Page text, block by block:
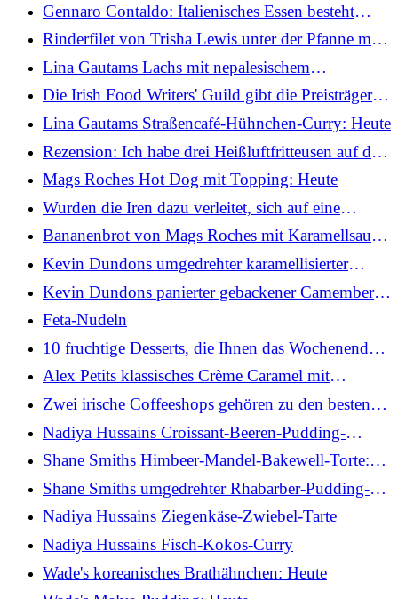
Gennaro Contaldo: Italienisches Essen besteht
nicht nur aus Carbonara und Bolognese
Rinderfilet von Trisha Lewis unter der Pfanne mit
Sesam, Chili und Gemüse anbraten
Lina Gautams Lachs mit nepalesischem
Kartoffelsalat: Heute
Die Irish Food Writers' Guild gibt die Preisträger
2026 bekannt
Lina Gautams Straßencafé-Hühnchen-Curry: Heute
Rezension: Ich habe drei Heißluftfritteusen auf die
Probe gestellt, damit Sie das nicht tun müssen
Mags Roches Hot Dog mit Topping: Heute
Wurden die Iren dazu verleitet, sich auf eine
bestimmte Art und Weise zu ernähren?
Bananenbrot von Mags Roches mit Karamellsauce:
Heute
Kevin Dundons umgedrehter karamellisierter
Ananaskuchen: Heute
Kevin Dundons panierter gebackener Camembert
und Pesto: Heute
Feta-Nudeln
10 fruchtige Desserts, die Ihnen das Wochenende
versüßen
Alex Petits klassisches Crème Caramel mit
Zobelkeks: Heute
Zwei irische Coffeeshops gehören zu den besten
der Welt
Nadiya Hussains Croissant-Beeren-Pudding-
Scheiben
Shane Smiths Himbeer-Mandel-Bakewell-Torte:
Heute
Shane Smiths umgedrehter Rhabarber-Pudding-
Kuchen: Heute
Nadiya Hussains Ziegenkäse-Zwiebel-Tarte
Nadiya Hussains Fisch-Kokos-Curry
Wade's koreanisches Brathähnchen: Heute